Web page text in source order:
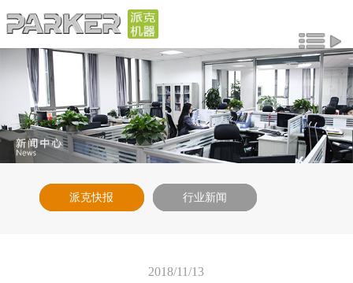
派克快报 行业新闻
2018/11/13